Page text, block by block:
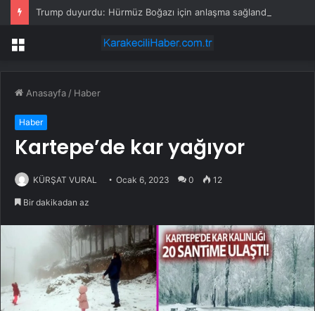
Trump duyurdu: Hürmüz Boğazı için anlaşma sağlandı
Menü
Anasayfa / Haber
Haber
Kartepe’de kar yağıyor
KÜRŞAT VURAL Ocak 6, 2023 0 12
Bir dakikadan az